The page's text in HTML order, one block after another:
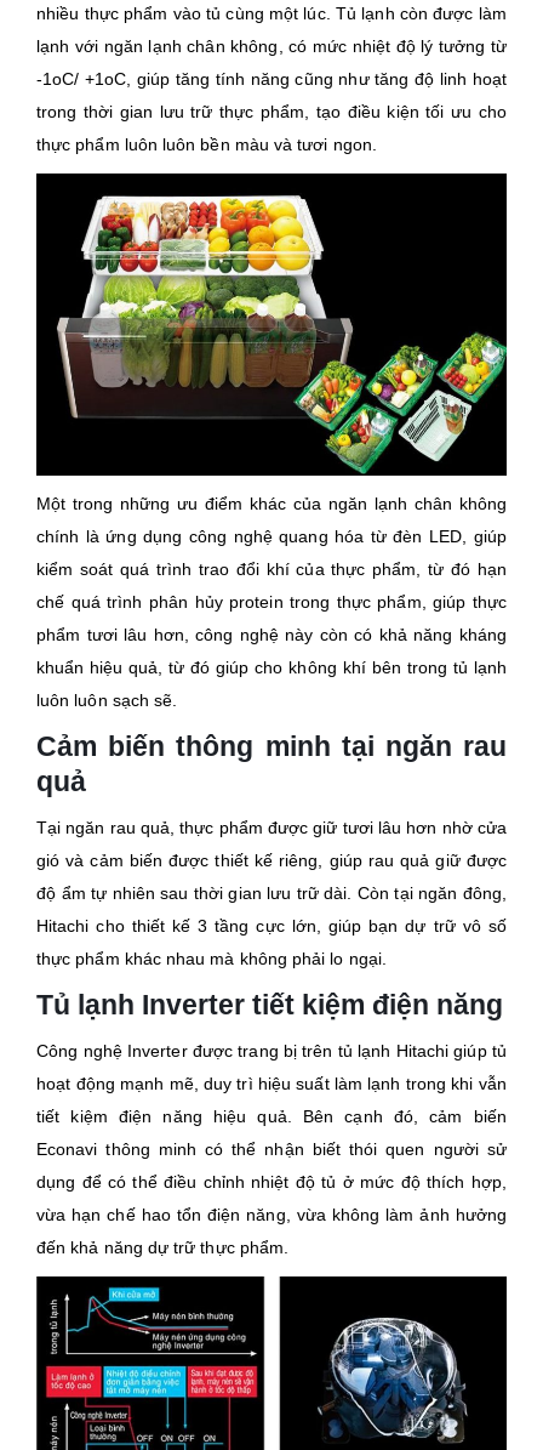
nhiều thực phẩm vào tủ cùng một lúc. Tủ lạnh còn được làm
lạnh với ngăn lạnh chân không, có mức nhiệt độ lý tưởng từ
-1oC/ +1oC, giúp tăng tính năng cũng như tăng độ linh hoạt
trong thời gian lưu trữ thực phẩm, tạo điều kiện tối ưu cho
thực phẩm luôn luôn bền màu và tươi ngon.
Một trong những ưu điểm khác của ngăn lạnh chân không
chính là ứng dụng công nghệ quang hóa từ đèn LED, giúp
kiểm soát quá trình trao đổi khí của thực phẩm, từ đó hạn
chế quá trình phân hủy protein trong thực phẩm, giúp thực
phẩm tươi lâu hơn, công nghệ này còn có khả năng kháng
khuẩn hiệu quả, từ đó giúp cho không khí bên trong tủ lạnh
luôn luôn sạch sẽ.
Cảm biến thông minh tại ngăn rau
quả
Tại ngăn rau quả, thực phẩm được giữ tươi lâu hơn nhờ cửa
gió và cảm biến được thiết kế riêng, giúp rau quả giữ được
độ ẩm tự nhiên sau thời gian lưu trữ dài. Còn tại ngăn đông,
Hitachi cho thiết kế 3 tầng cực lớn, giúp bạn dự trữ vô số
thực phẩm khác nhau mà không phải lo ngại.
Tủ lạnh Inverter tiết kiệm điện năng
Công nghệ Inverter được trang bị trên tủ lạnh Hitachi giúp tủ
hoạt động mạnh mẽ, duy trì hiệu suất làm lạnh trong khi vẫn
tiết kiệm điện năng hiệu quả. Bên cạnh đó, cảm biến
Econavi thông minh có thể nhận biết thói quen người sử
dụng để có thể điều chỉnh nhiệt độ tủ ở mức độ thích hợp,
vừa hạn chế hao tổn điện năng, vừa không làm ảnh hưởng
đến khả năng dự trữ thực phẩm.